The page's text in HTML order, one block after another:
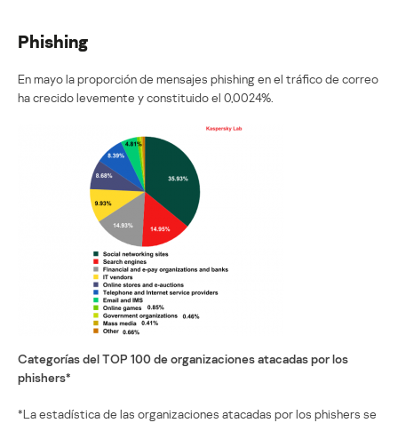
Phishing
En mayo la proporción de mensajes phishing en el tráfico de correo
ha crecido levemente y constituido el 0,0024%.
Categorías del TOP 100 de organizaciones atacadas por los
phishers*
*La estadística de las organizaciones atacadas por los phishers se